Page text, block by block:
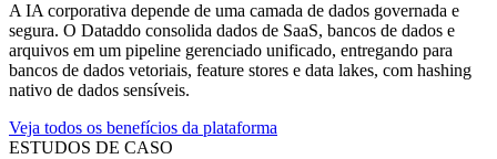
A IA corporativa depende de uma camada de dados governada e
segura. O Dataddo consolida dados de SaaS, bancos de dados e
arquivos em um pipeline gerenciado unificado, entregando para
bancos de dados vetoriais, feature stores e data lakes, com hashing
nativo de dados sensíveis.
Veja todos os benefícios da plataforma
ESTUDOS DE CASO